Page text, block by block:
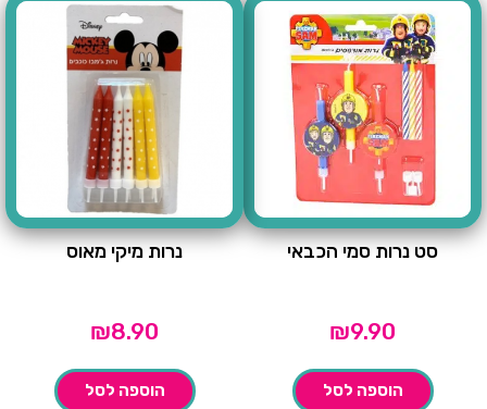
סט נרות סמי הכבאי
₪9.90
הוספה לסל
נרות מיקי מאוס
₪8.90
הוספה לסל